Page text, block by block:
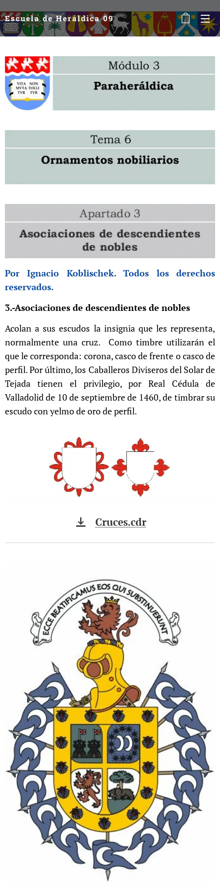
Escuela de Heráldica 09
Por Ignacio Koblischek. Todos los derechos
reservados.
3.-Asociaciones de descendientes de nobles
Acolan a sus escudos la insignia que les representa,
normalmente una cruz. Como timbre utilizarán el
que le corresponda: corona, casco de frente o casco de
perfil. Por último, los Caballeros Diviseros del Solar de
Tejada tienen el privilegio, por Real Cédula de
Valladolid de 10 de septiembre de 1460, de timbrar su
escudo con yelmo de oro de perfil.
Cruces.cdr